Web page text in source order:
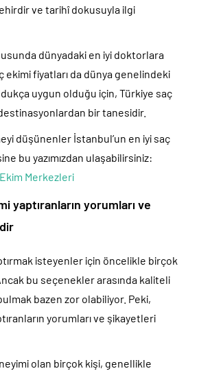
ve tarihî dokusuyla ilgi
dünyadaki en iyi doktorlara
ekimi fiyatları da dünya genelindeki
uygun olduğu için, Türkiye saç
bir tanesidir.
düşünenler İstanbul’un en iyi saç
bu yazımızdan ulaşabilirsiniz:
Merkezleri
yaptıranların yorumları ve
isteyenler için öncelikle birçok
bu seçenekler arasında kaliteli
bazen zor olabiliyor. Peki,
yorumları ve şikayetleri
olan birçok kişi, genellikle